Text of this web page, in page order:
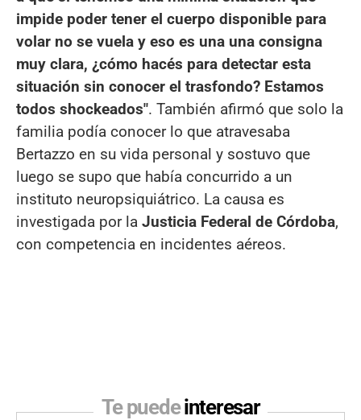
impide poder tener el cuerpo disponible para
volar no se vuela y eso es una una consigna
muy clara, ¿cómo hacés para detectar esta
situación sin conocer el trasfondo? Estamos
todos shockeados". También afirmó que solo la
familia podía conocer lo que atravesaba
Bertazzo en su vida personal y sostuvo que
luego se supo que había concurrido a un
instituto neuropsiquiátrico. La causa es
investigada por la Justicia Federal de Córdoba,
con competencia en incidentes aéreos.
Te puedeinteresar